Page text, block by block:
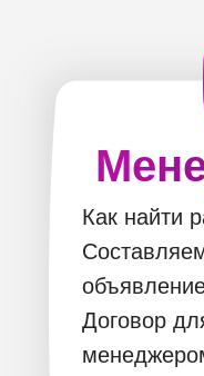
Как найти
Договор